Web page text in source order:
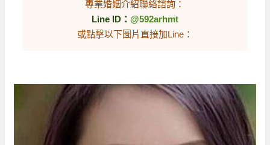
專業婚姻介紹聯絡諮詢：
Line ID： @592arhmt
或點擊以下圖片直接加Line：